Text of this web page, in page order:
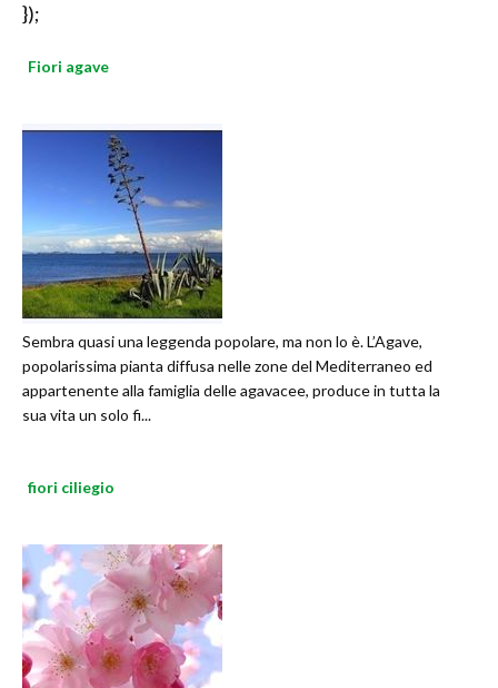
});
Fiori agave
Sembra quasi una leggenda popolare, ma non lo è. L’Agave,
popolarissima pianta diffusa nelle zone del Mediterraneo ed
appartenente alla famiglia delle agavacee, produce in tutta la
sua vita un solo fi...
fiori ciliegio